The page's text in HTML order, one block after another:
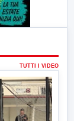
TUTTI I VIDEO